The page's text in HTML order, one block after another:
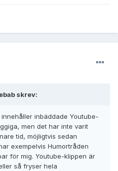
skrev:
inbäddade Youtube-
men det har inte varit
tid, möjligtvis sedan
exempelvis Humortråden
för mig. Youtube-klippen är
så fryser hela